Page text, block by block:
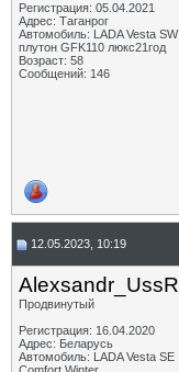
Регистрация: 05.04.2021
Адрес: Таганрог
Автомобиль: LADA Vesta SW
плутон GFK110 люкс21год
Возраст: 58
Сообщений: 146
12.05.2023, 10:19
Alexsandr_UssR
Продвинутый
Регистрация: 16.04.2020
Адрес: Беларусь
Автомобиль: LADA Vesta SE